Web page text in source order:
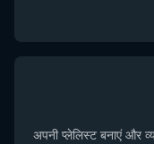
अपनी प्लेलिस्ट बनाएं और